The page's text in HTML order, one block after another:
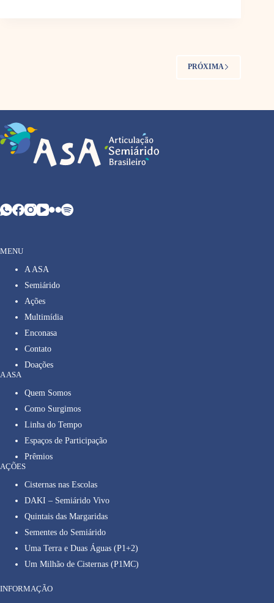
PRÓXIMA
MENU
A ASA
Semiárido
Ações
Multimídia
Enconasa
Contato
Doações
A ASA
Quem Somos
Como Surgimos
Linha do Tempo
Espaços de Participação
Prêmios
AÇÕES
Cisternas nas Escolas
DAKI – Semiárido Vivo
Quintais das Margaridas
Sementes do Semiárido
Uma Terra e Duas Águas (P1+2)
Um Milhão de Cisternas (P1MC)
INFORMAÇÃO